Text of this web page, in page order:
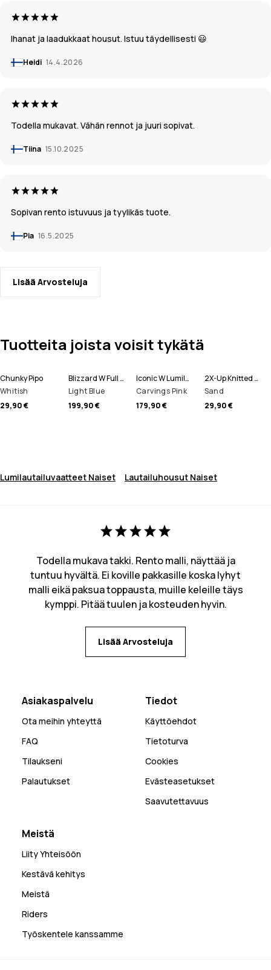
Ihanat ja laadukkaat housut. Istuu täydellisesti 😃
Heidi 14.4.2026
Todella mukavat. Vähän rennot ja juuri sopivat.
Tiina 15.10.2025
Sopivan rento istuvuus ja tyylikäs tuote.
Pia 16.5.2025
Lisää Arvosteluja
Tuotteita joista voisit tykätä
Chunky Pipo
Whitish
29,90 €
Blizzard W Full Zip Lumilautailutakki Naiset
Light Blue
199,90 €
Iconic W Lumilautailuhousut Naiset
Carvings Pink
179,90 €
2X-Up Knitted Tuubihuivi
Sand
29,90 €
Lumilautailuvaatteet Naiset Lautailuhousut Naiset
Todella mukava takki. Rento malli, näyttää ja
tuntuu hyvältä. Ei koville pakkasille koska lyhyt
malli eikä paksua toppausta, muille keleille täys
kymppi. Pitää tuulen ja kosteuden hyvin.
Lisää Arvosteluja
Asiakaspalvelu
Ota meihin yhteyttä
FAQ
Tilaukseni
Palautukset
Tiedot
Käyttöehdot
Tietoturva
Cookies
Evästeasetukset
Saavutettavuus
Meistä
Liity Yhteisöön
Kestävä kehitys
Meistä
Riders
Työskentele kanssamme